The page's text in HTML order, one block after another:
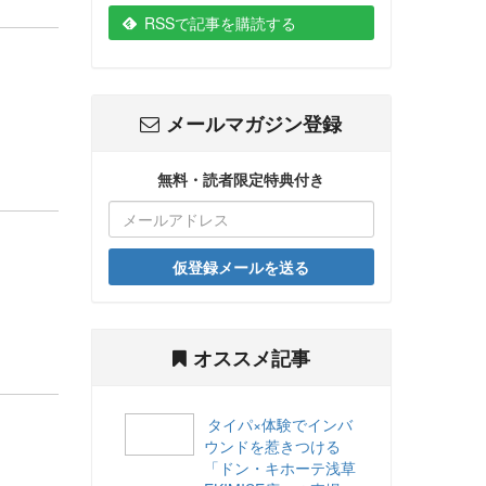
RSSで記事を購読する
メールマガジン登録
無料・読者限定特典付き
仮登録メールを送る
オススメ記事
タイパ×体験でインバ
ウンドを惹きつける
「ドン・キホーテ浅草